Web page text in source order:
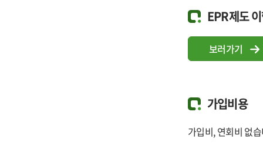
EPR제도
보러가기
가입비용
가입비, 연회비 없